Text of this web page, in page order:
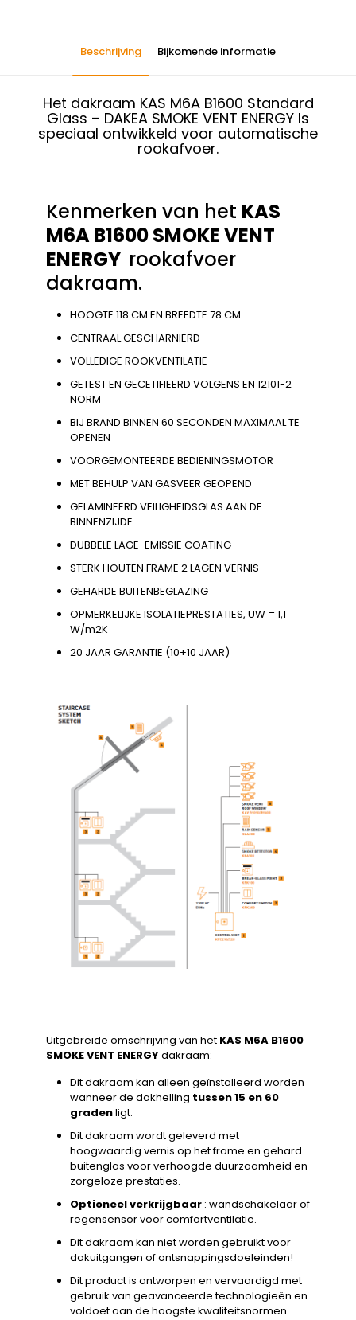
Beschrijving Bijkomende informatie
Het dakraam KAS M6A B1600 Standard
Glass – DAKEA SMOKE VENT ENERGY Is
speciaal ontwikkeld voor automatische
rookafvoer.
Kenmerken van het KAS
M6A B1600 SMOKE VENT
ENERGY rookafvoer
dakraam.
HOOGTE 118 CM EN BREEDTE 78 CM
CENTRAAL GESCHARNIERD
VOLLEDIGE ROOKVENTILATIE
GETEST EN GECETIFIEERD VOLGENS EN 12101-2
NORM
BIJ BRAND BINNEN 60 SECONDEN MAXIMAAL TE
OPENEN
VOORGEMONTEERDE BEDIENINGSMOTOR
MET BEHULP VAN GASVEER GEOPEND
GELAMINEERD VEILIGHEIDSGLAS AAN DE
BINNENZIJDE
DUBBELE LAGE-EMISSIE COATING
STERK HOUTEN FRAME 2 LAGEN VERNIS
GEHARDE BUITENBEGLAZING
OPMERKELIJKE ISOLATIEPRESTATIES, UW = 1,1
W/m2K
20 JAAR GARANTIE (10+10 JAAR)
Uitgebreide omschrijving van het KAS M6A B1600
SMOKE VENT ENERGYdakraam:
Dit dakraam kan alleen geïnstalleerd worden
wanneer de dakhelling tussen 15 en 60
gradenligt.
Dit dakraam wordt geleverd met
hoogwaardig vernis op het frame en gehard
buitenglas voor verhoogde duurzaamheid en
zorgeloze prestaties.
Optioneel verkrijgbaar : wandschakelaar of
regensensor voor comfortventilatie.
Dit dakraam kan niet worden gebruikt voor
dakuitgangen of ontsnappingsdoeleinden!
Dit product is ontworpen en vervaardigd met
gebruik van geavanceerde technologieën en
voldoet aan de hoogste kwaliteitsnormen